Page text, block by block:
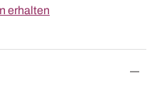
erhalten